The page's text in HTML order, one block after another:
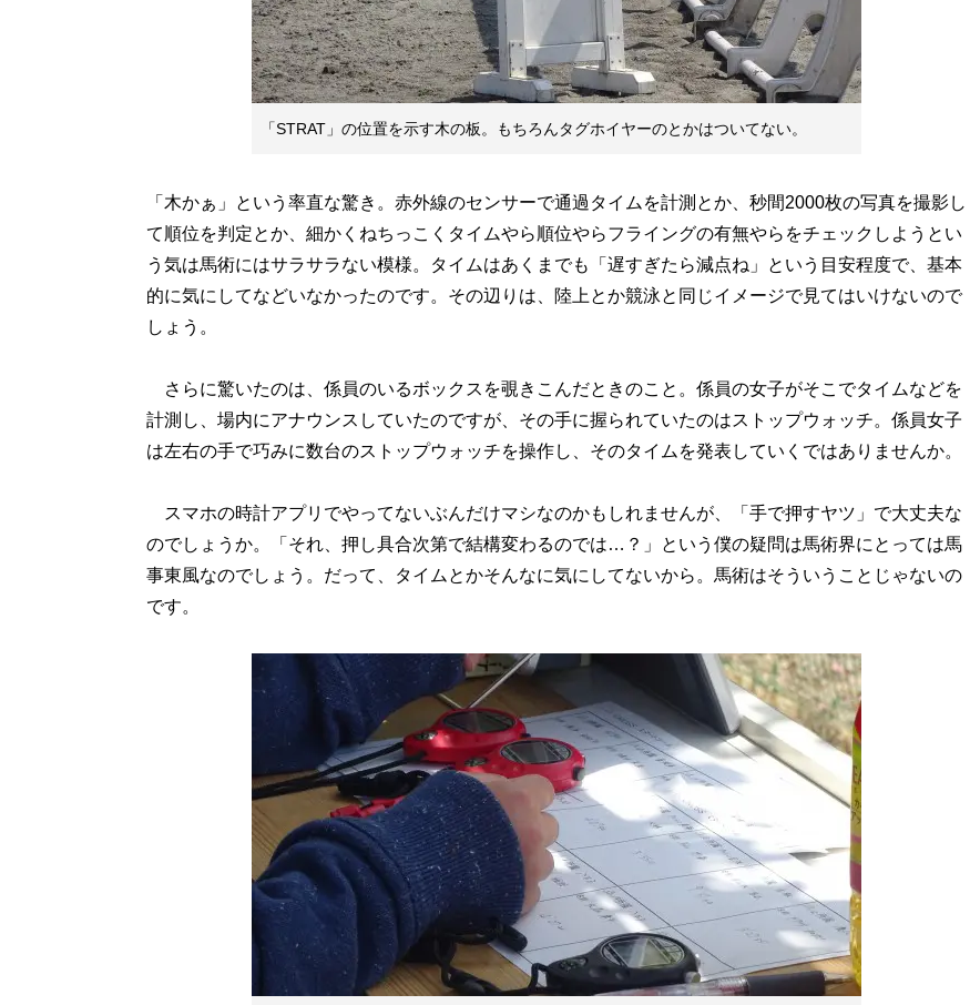
「STRAT」の位置を示す木の板。もちろんタグホイヤーのとかはついてない。
「木かぁ」という率直な驚き。赤外線のセンサーで通過タイムを計測とか、秒間2000枚の写真を撮影し
て順位を判定とか、細かくねちっこくタイムやら順位やらフライングの有無やらをチェックしようとい
う気は馬術にはサラサラない模様。タイムはあくまでも「遅すぎたら減点ね」という目安程度で、基本
的に気にしてなどいなかったのです。その辺りは、陸上とか競泳と同じイメージで見てはいけないので
しょう。
さらに驚いたのは、係員のいるボックスを覗きこんだときのこと。係員の女子がそこでタイムなどを
計測し、場内にアナウンスしていたのですが、その手に握られていたのはストップウォッチ。係員女子
は左右の手で巧みに数台のストップウォッチを操作し、そのタイムを発表していくではありませんか。
スマホの時計アプリでやってないぶんだけマシなのかもしれませんが、「手で押すヤツ」で大丈夫な
のでしょうか。「それ、押し具合次第で結構変わるのでは…？」という僕の疑問は馬術界にとっては馬
事東風なのでしょう。だって、タイムとかそんなに気にしてないから。馬術はそういうことじゃないの
です。